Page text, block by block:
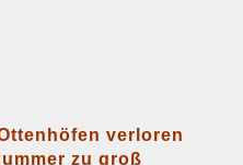
verloren
zu groß